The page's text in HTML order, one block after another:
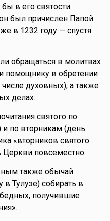
в его святости.
был причислен Папой
в 1232 году — спустя
обращаться в молитвах
помощнику в обретении
духовных), а также
делах.
святого по
и по вторникам (день
«вторников святого
Церкви повсеместно.
также обычай
Тулузе) собирать в
получившие